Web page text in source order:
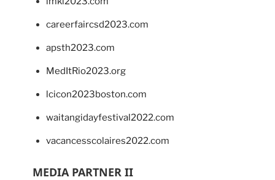
careerfaircsd2023.com
apsth2023.com
MedItRio2023.org
lcicon2023boston.com
waitangidayfestival2022.com
vacancesscolaires2022.com
MEDIA PARTNER II